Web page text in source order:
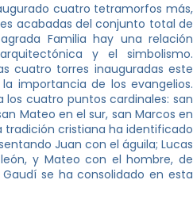
cuatro tetramorfos más,
acabadas del conjunto total de
Familia hay una relación
y el simbolismo.
cuatro torres inauguradas este
importancia de los evangelios.
cuatro puntos cardinales: san
Mateo en el sur, san Marcos en
tradición cristiana ha identificado
Juan con el águila; Lucas
y Mateo con el hombre, de
se ha consolidado en esta